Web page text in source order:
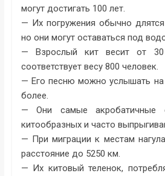
могут достигать 100 лет.
— Их погружения обычно
но они могут оставаться под
— Взрослый кит весит от
соответствует весу 800 человек.
— Его песню можно услышать на
более.
— Они самые акробатичные
китообразных и часто
— При миграции к местам
расстояние до 5250 км.
— Их китовый теленок,